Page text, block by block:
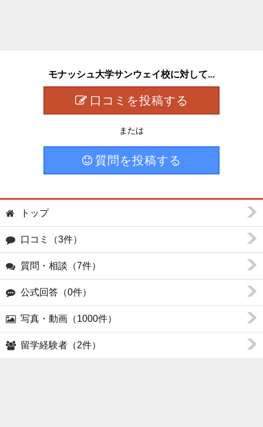
モナッシュ大学サンウェイ校に対して...
口コミを投稿する
または
質問を投稿する
トップ
口コミ（3件）
質問・相談（7件）
公式回答（0件）
写真・動画（1000件）
留学経験者（2件）